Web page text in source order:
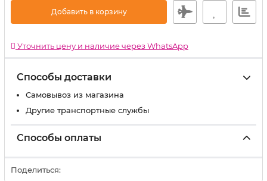
Добавить в корзину
Уточнить цену и наличие через WhatsApp
Способы доставки
Самовывоз из магазина
Другие транспортные службы
Способы оплаты
Поделиться: